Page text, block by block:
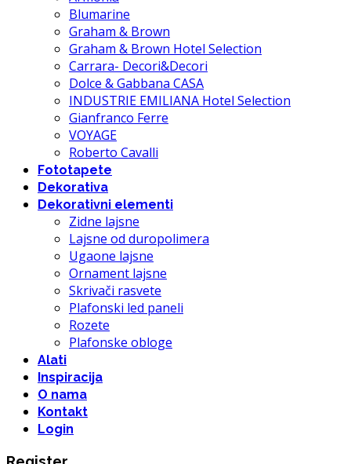
Blumarine
Graham & Brown
Graham & Brown Hotel Selection
Carrara- Decori&Decori
Dolce & Gabbana CASA
INDUSTRIE EMILIANA Hotel Selection
Gianfranco Ferre
VOYAGE
Roberto Cavalli
Fototapete
Dekorativa
Dekorativni elementi
Zidne lajsne
Lajsne od duropolimera
Ugaone lajsne
Ornament lajsne
Skrivači rasvete
Plafonski led paneli
Rozete
Plafonske obloge
Alati
Inspiracija
O nama
Kontakt
Login